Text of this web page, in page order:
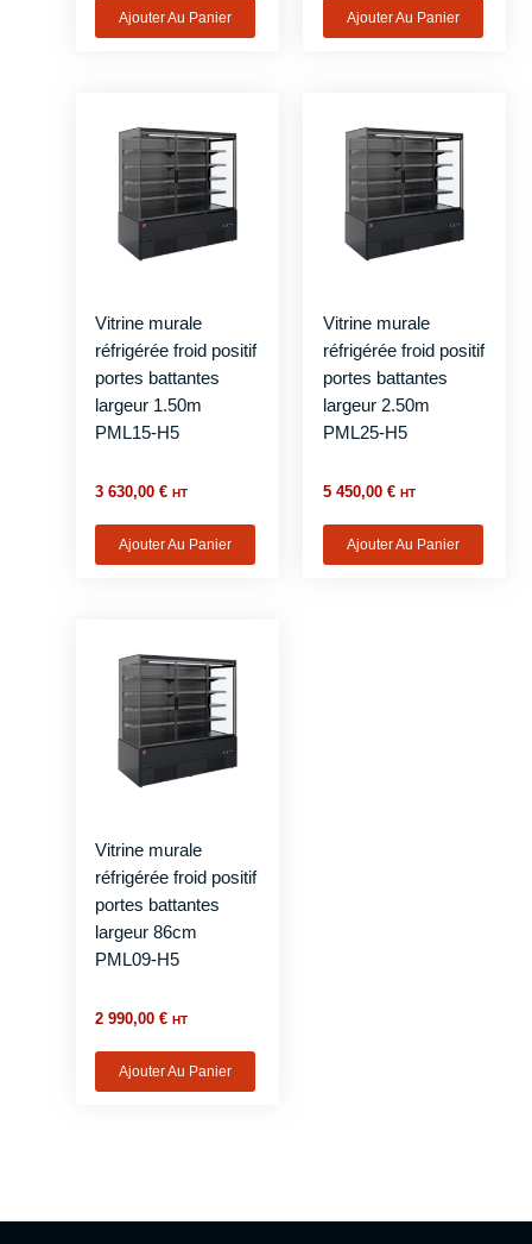
Ajouter Au Panier Ajouter Au Panier
Vitrine murale
réfrigérée froid positif
portes battantes
largeur 1.50m
PML15-H5
3 630,00€ HT
Ajouter Au Panier
Vitrine murale
réfrigérée froid positif
portes battantes
largeur 2.50m
PML25-H5
5 450,00 € HT
Ajouter Au Panier
Vitrine murale
réfrigérée froid positif
portes battantes
largeur 86cm
PML09-H5
2 990,00€ HT
Ajouter Au Panier